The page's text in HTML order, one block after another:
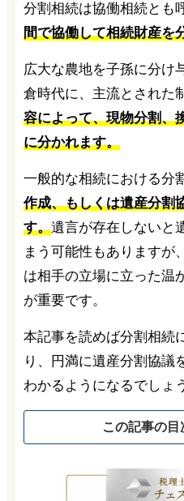
分割相続は協働相続とも
間で協働して相続財産を
広大な農地を子孫に分け
倉時代に、主流とされた
容によって、現物分割、
に分かれます。
一般的な相続における分
作成、もしくは遺産分割
す。遺言が存在しないと
まう可能性もありますが
は相手の立場に立った温
が重要です。
本記事を読めば分割相続
り、円満に遺産分割協議
わかるようになるでしょ
この記事の目